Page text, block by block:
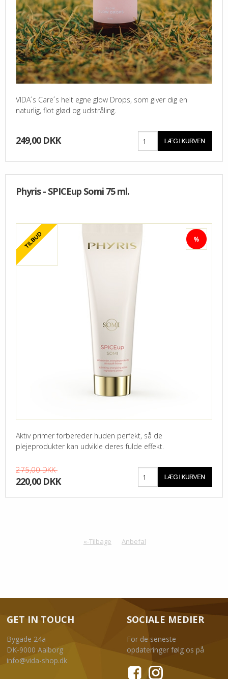
VIDA´s Care´s helt egne glow Drops, som giver dig en
naturlig, flot glød og udstråling.
249,00 DKK
Phyris - SPICEup Somi 75 ml.
Aktiv primer forbereder huden perfekt, så de
plejeprodukter kan udvikle deres fulde effekt.
275,00 DKK
220,00 DKK
«-Tilbage Anbefal
GET IN TOUCH
Bygade 24a
DK-9000 Aalborg
info@vida-shop.dk
SOCIALE MEDIER
For de seneste
opdateringer følg os på